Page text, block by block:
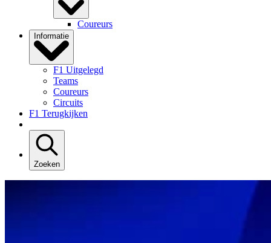
Coureurs
Informatie
F1 Uitgelegd
Teams
Coureurs
Circuits
F1 Terugkijken
Zoeken